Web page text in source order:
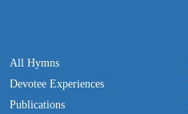
All Hymns
Devotee Experiences
Publications